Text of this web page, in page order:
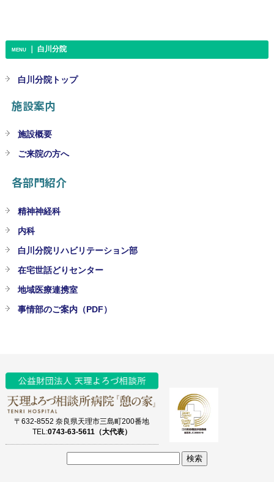
MENU｜ 白川分院
白川分院トップ
施設案内
施設概要
ご来院の方へ
各部門紹介
精神神経科
内科
白川分院リハビリテーション部
在宅世話どりセンター
地域医療連携室
事情部のご案内（PDF）
〒632-8552 奈良県天理市三島町200番地
TEL:0743-63-5611（大代表）